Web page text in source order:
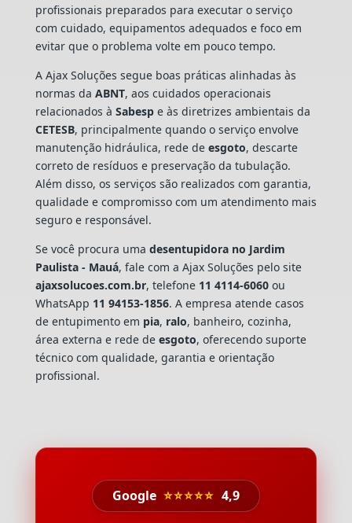
profissionais preparados para executar o serviço
com cuidado, equipamentos adequados e foco em
evitar que o problema volte em pouco tempo.
A Ajax Soluções segue boas práticas alinhadas às
normas da ABNT, aos cuidados operacionais
relacionados à Sabespe às diretrizes ambientais da
CETESB, principalmente quando o serviço envolve
manutenção hidráulica, rede de esgoto, descarte
correto de resíduos e preservação da tubulação.
Além disso, os serviços são realizados com garantia,
qualidade e compromisso com um atendimento mais
seguro e responsável.
Se você procura uma desentupidora no Jardim
Paulista - Mauá, fale com a Ajax Soluções pelo site
ajaxsolucoes.com.br, telefone 11 4114-6060ou
WhatsApp 11 94153-1856. A empresa atende casos
de entupimento em pia, ralo, banheiro, cozinha,
área externa e rede de esgoto, oferecendo suporte
técnico com qualidade, garantia e orientação
profissional.
Google ⭐⭐⭐⭐⭐ 4,9